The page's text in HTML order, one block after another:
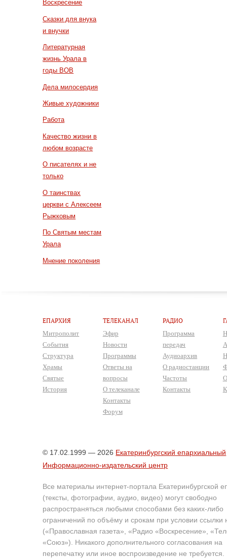
Воскресение
Сказки для внука
и внучки
Литературная
жизнь Урала в
годы ВОВ
Дела милосердия
Живые художники
Работа
Качество жизни в
любом возрасте
О писателях и не
только
О таинствах
церкви с Алексеем
Рыжковым
По Святым местам
Урала
Мнение поколения
ЕПАРХИЯ
Митрополит
События
Структура
Храмы
Святые
История
ТЕЛЕКАНАЛ
Эфир
Новости
Программы
Ответы на
вопросы
О телеканале
Контакты
Форум
РАДИО
Программа
передач
Аудиоархив
О радиостанции
Частоты
Контакты
© 17.02.1999 — 2026 Екатеринбургский епархиальный
Информационно-издательский центр
Все материалы интернет-портала Екатеринбургской
(тексты, фотографии, аудио, видео) могут свободно
распространяться любыми способами без каких-либо
ограничений по объёму и срокам при условии ссылки
(«Православная газета», «Радио «Воскресение»,
«Союз»). Никакого дополнительного согласования на
перепечатку или иное воспроизведение не требуется.